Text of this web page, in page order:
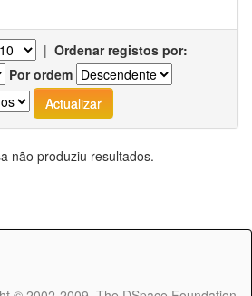
| Ordenar registos por:
Por ordem
não produziu resultados.